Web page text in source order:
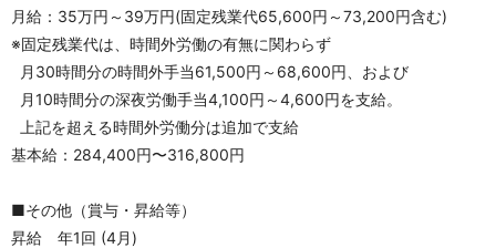
月給：35万円～39万円(固定残業代65,600円～73,200円含む)
※固定残業代は、時間外労働の有無に関わらず
  月30時間分の時間外手当61,500円～68,600円、および
  月10時間分の深夜労働手当4,100円～4,600円を支給。
  上記を超える時間外労働分は追加で支給
基本給：284,400円〜316,800円
■その他（賞与・昇給等）
昇給　年1回 (4月)